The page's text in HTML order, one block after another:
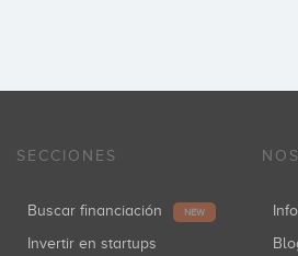
SECCIONES
Buscar financiación NEW
Invertir en startups